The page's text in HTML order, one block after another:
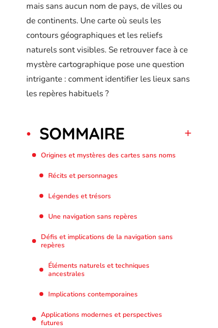
mais sans aucun nom de pays, de villes ou
de continents. Une carte où seuls les
contours géographiques et les reliefs
naturels sont visibles. Se retrouver face à ce
mystère cartographique pose une question
intrigante : comment identifier les lieux sans
les repères habituels ?
SOMMAIRE
Origines et mystères des cartes sans noms
Récits et personnages
Légendes et trésors
Une navigation sans repères
Défis et implications de la navigation sans
repères
Éléments naturels et techniques
ancestrales
Implications contemporaines
Applications modernes et perspectives
futures